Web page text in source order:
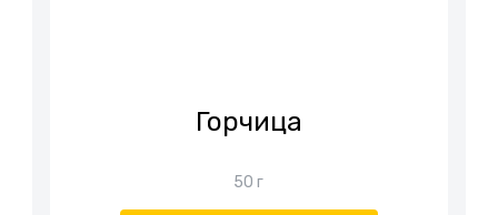
Горчица
50 г